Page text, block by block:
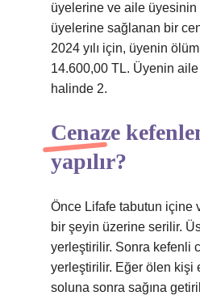
üyelerine ve aile
üyelerine sağlanan bir
2024 yılı için, üyenin
14.600,00 TL. Üyenin
halinde 2.
Cenaze
yapılır?
Önce Lifafe tabutun içine
bir şeyin üzerine serilir.
yerleştirilir. Sonra kefenli
yerleştirilir. Eğer ölen kişi
soluna sonra sağına